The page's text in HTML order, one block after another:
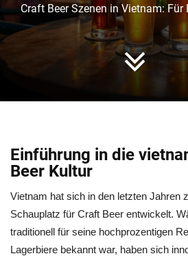
Craft Beer Szenen in Vietnam: Für
Einführung in die
Beer Kultur
Vietnam hat sich in den letzten Jahren
Schauplatz für Craft Beer entwickelt.
traditionell für seine hochprozentigen
Lagerbiere bekannt war, haben sich